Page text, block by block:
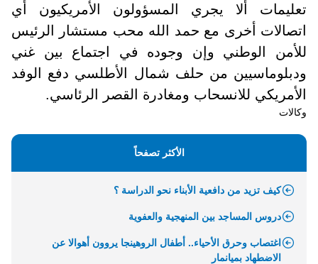
تعليمات ألا يجري المسؤولون الأمريكيون أي
اتصالات أخرى مع حمد الله محب مستشار الرئيس
للأمن الوطني وإن وجوده في اجتماع بين غني
ودبلوماسيين من حلف شمال الأطلسي دفع الوفد
الأمريكي للانسحاب ومغادرة القصر الرئاسي.
وكالات
الأكثر تصفحاً
كيف تزيد من دافعية الأبناء نحو الدراسة ؟
دروس المساجد بين المنهجية والعفوية
اغتصاب وحرق الأحياء.. أطفال الروهينجا يروون أهوالا عن
الاضطهاد بميانمار